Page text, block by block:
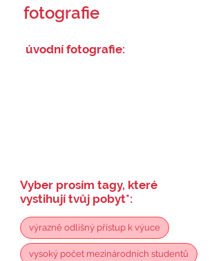
fotografie
úvodní fotografie:
Vyber prosím tagy, které
vystihují tvůj pobyt*:
výrazně odlišný přístup k výuce
vysoký počet mezinárodních studentů